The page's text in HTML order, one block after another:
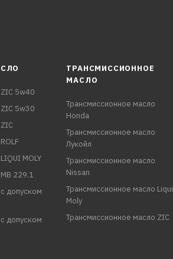
5w40
5w30
MOLY
229.1
допуском
допуском
ТРАНСМИССИОННОЕ
МАСЛО
Трансмиссионное масло
Honda
Трансмиссионное масло
Лукойл
Трансмиссионное масло
Nissan
Трансмиссионное масло Liqui
Moly
Трансмиссионное масло ZIC